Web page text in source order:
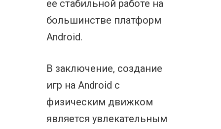
ее стабильной работе на
большинстве платформ
Android.
В заключение, создание
игр на Android с
физическим движком
является увлекательным